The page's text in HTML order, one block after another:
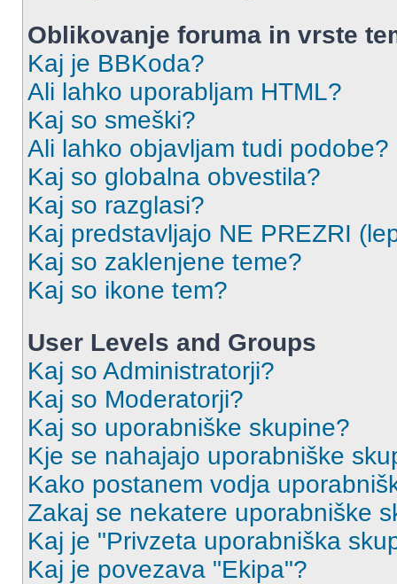
Oblikovanje foruma in vrste
Kaj je BBKoda?
Ali lahko uporabljam HTML?
Kaj so smeški?
Ali lahko objavljam tudi podobe?
Kaj so globalna obvestila?
Kaj so razglasi?
Kaj predstavljajo NE PREZRI
Kaj so zaklenjene teme?
Kaj so ikone tem?
User Levels and Groups
Kaj so Administratorji?
Kaj so Moderatorji?
Kaj so uporabniške skupine?
Kje se nahajajo uporabniške
Kako postanem vodja
Zakaj se nekatere uporabniške
Kaj je "Privzeta uporabniška
Kaj je povezava "Ekipa"?